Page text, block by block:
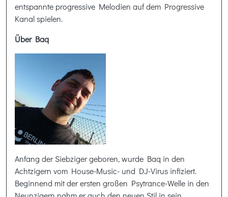
entspannte progressive Melodien auf dem Progressive
Kanal spielen.
Über Baq
Anfang der Siebziger geboren, wurde Baq in den
Achtzigern vom House-Music- und DJ-Virus infiziert.
Beginnend mit der ersten großen Psytrance-Welle in den